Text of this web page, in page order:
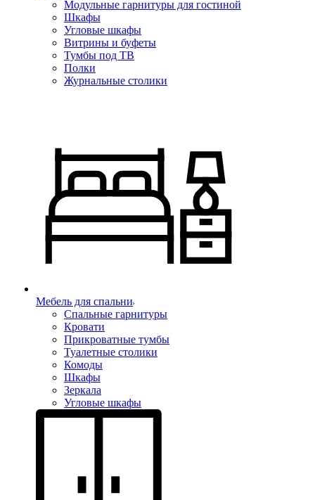
Модульные гарнитуры для гостиной
Шкафы
Угловые шкафы
Витрины и буфеты
Тумбы под ТВ
Полки
Журнальные столики
Мебель для спальни
Спальные гарнитуры
Кровати
Прикроватные тумбы
Туалетные столики
Комоды
Шкафы
Зеркала
Угловые шкафы